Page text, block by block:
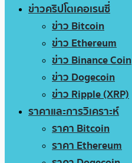
ข่าวคริปโตเคอเรนซี่
ข่าว Bitcoin
ข่าว Ethereum
ข่าว Binance Coin
ข่าว Dogecoin
ข่าว Ripple (XRP)
ราคาและการวิเคราะห์
ราคา Bitcoin
ราคา Ethereum